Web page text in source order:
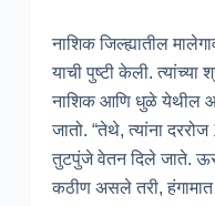
नाशिक जिल्ह्यातील
याची पुष्टी केली. त्यांच्या
नाशिक आणि धुळे येथील
जातो. “तेथे, त्यांना
तुटपुंजे वेतन दिले जाते. ऊस
कठीण असले तरी,